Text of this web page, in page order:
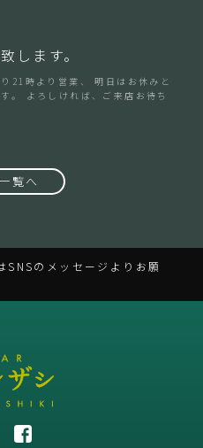
します。
21時より営業、 明日はお休みと
。 よろしければ、ご来店お待ち
覧へ
SNSのメッセージよりお願